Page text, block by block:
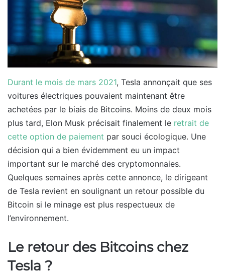
Durant le mois de mars 2021, Tesla annonçait que ses
voitures électriques pouvaient maintenant être
achetées par le biais de Bitcoins. Moins de deux mois
plus tard, Elon Musk précisait finalement le retrait de
cette option de paiement par souci écologique. Une
décision qui a bien évidemment eu un impact
important sur le marché des cryptomonnaies.
Quelques semaines après cette annonce, le dirigeant
de Tesla revient en soulignant un retour possible du
Bitcoin si le minage est plus respectueux de
l’environnement.
Le retour des Bitcoins chez
Tesla ?